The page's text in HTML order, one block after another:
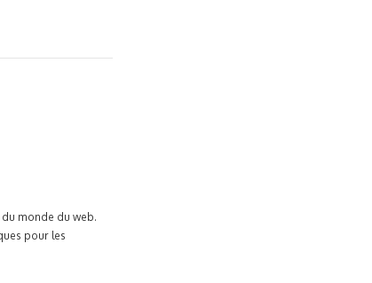
monde du web.
pour les